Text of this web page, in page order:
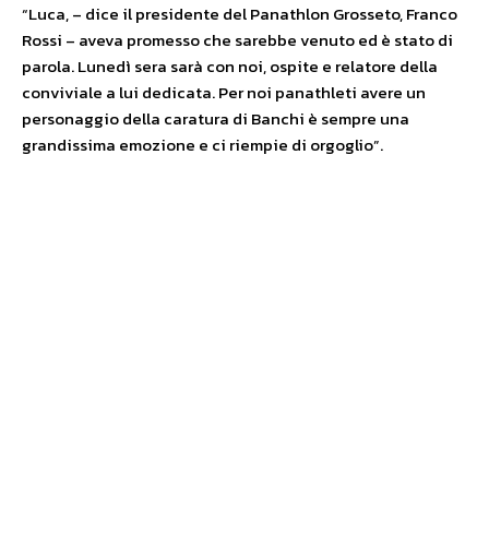
“Luca, – dice il presidente del Panathlon Grosseto, Franco
Rossi – aveva promesso che sarebbe venuto ed è stato di
parola. Lunedì sera sarà con noi, ospite e relatore della
conviviale a lui dedicata. Per noi panathleti avere un
personaggio della caratura di Banchi è sempre una
grandissima emozione e ci riempie di orgoglio”.